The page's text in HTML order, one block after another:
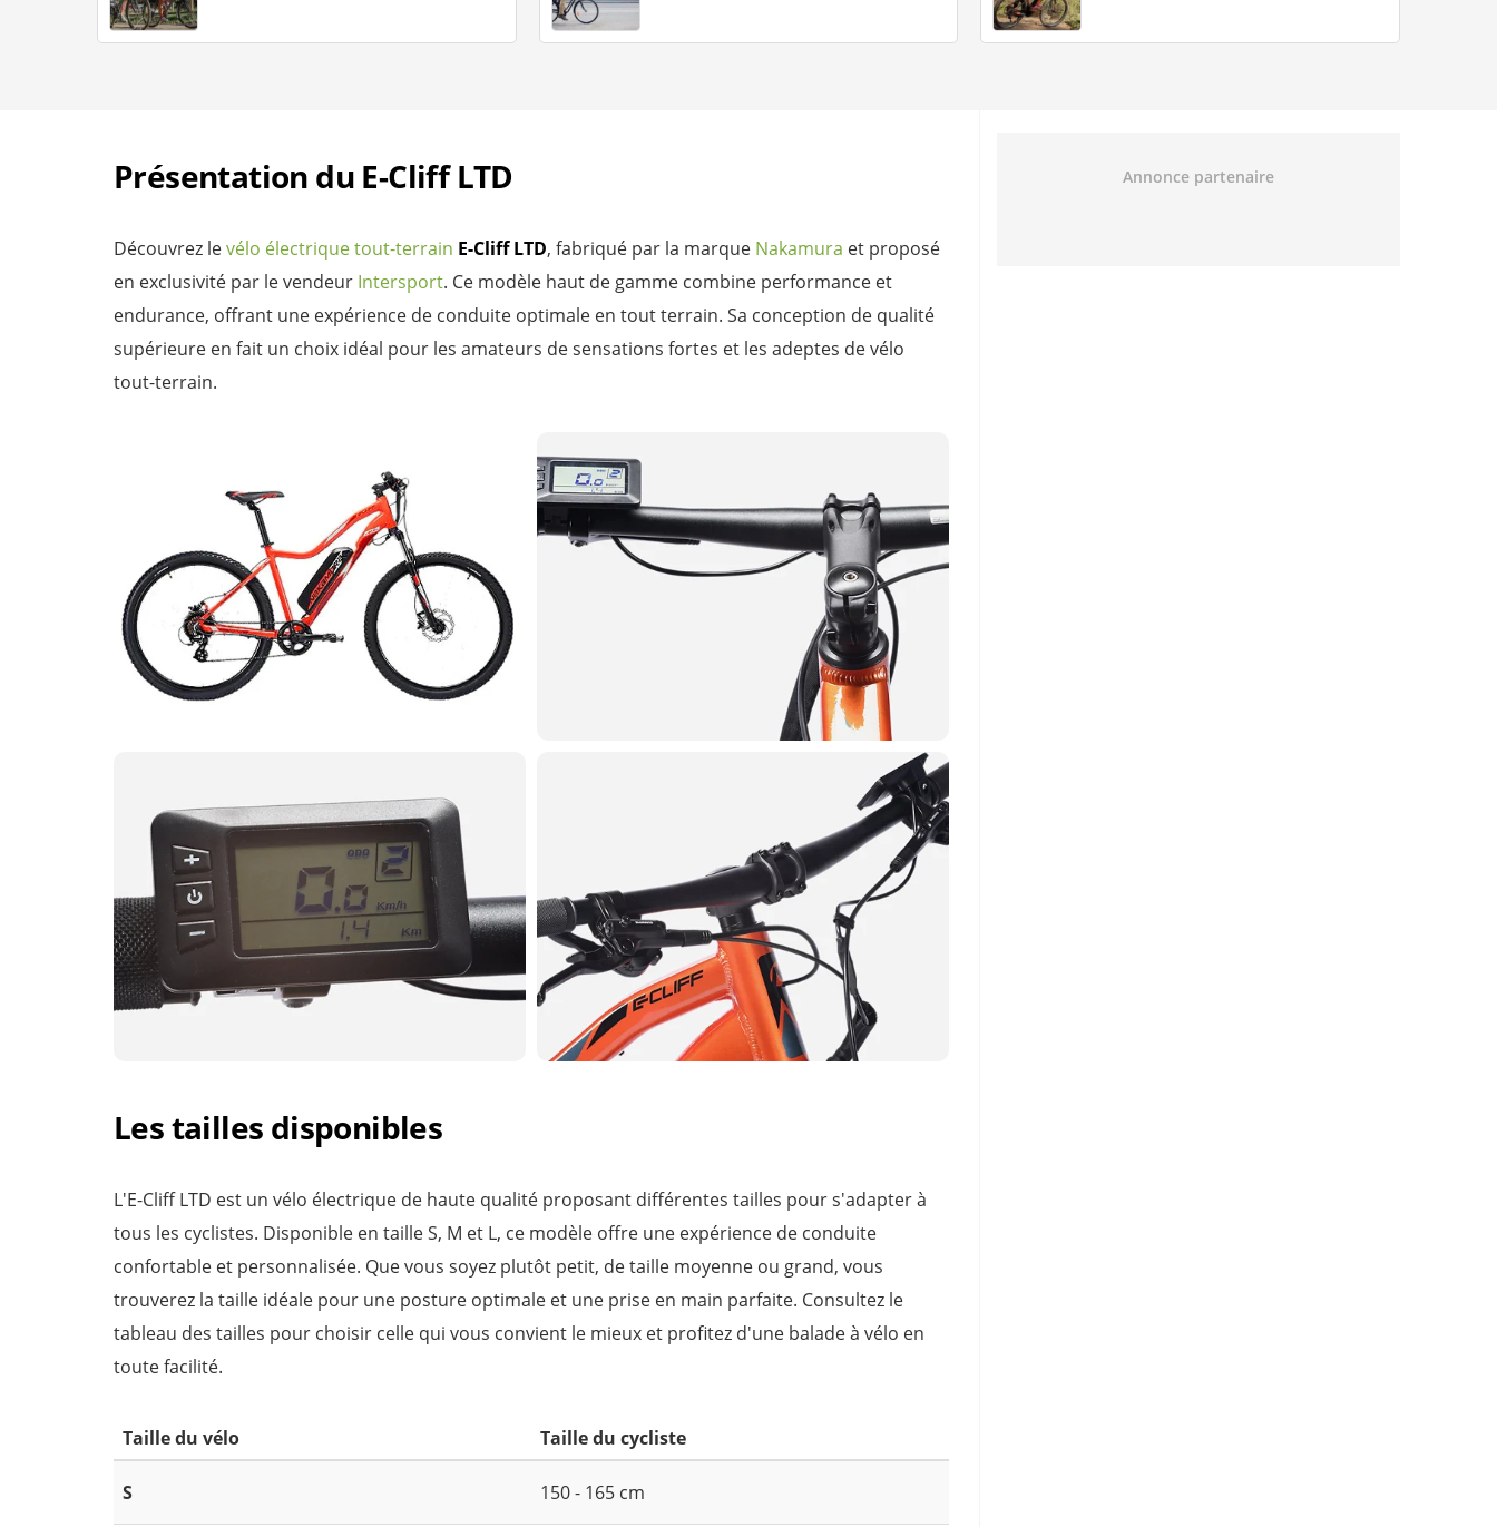
Présentation du E-Cliff LTD
Découvrez levélo électrique tout-terrain E-Cliff LTD, fabriqué par la marque Nakamura et proposé
en exclusivité par le vendeur Intersport. Ce modèle haut de gamme combine performance et
endurance, offrant une expérience de conduite optimale en tout terrain. Sa conception de qualité
supérieure en fait un choix idéal pour les amateurs de sensations fortes et les adeptes de vélo
tout-terrain.
Les tailles disponibles
L'E-Cliff LTD est un vélo électrique de haute qualité proposant différentes tailles pour s'adapter à
tous les cyclistes. Disponible en taille S, M et L, ce modèle offre une expérience de conduite
confortable et personnalisée. Que vous soyez plutôt petit, de taille moyenne ou grand, vous
trouverez la taille idéale pour une posture optimale et une prise en main parfaite. Consultez le
tableau des tailles pour choisir celle qui vous convient le mieux et profitez d'une balade à vélo en
toute facilité.
Taille du vélo Taille du cycliste
S 150 - 165 cm
Annonce partenaire